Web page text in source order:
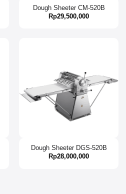
Dough Sheeter CM-520B
Rp29,500,000
Dough Sheeter DGS-520B
Rp28,000,000